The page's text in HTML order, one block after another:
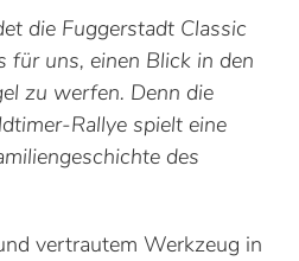
die Fuggerstadt Classic
uns, einen Blick in den
zu werfen. Denn die
Rallye spielt eine
des
vertrautem Werkzeug in